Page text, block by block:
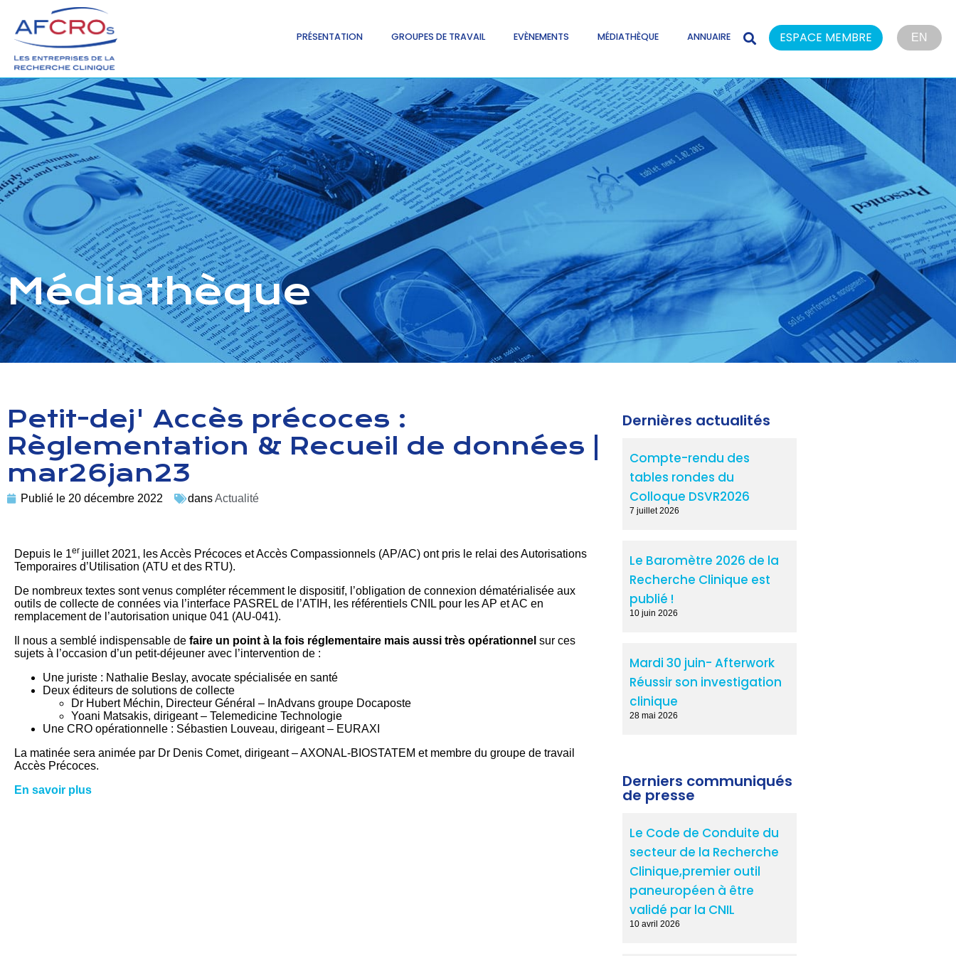
PRÉSENTATION GROUPES DE TRAVAIL EVÈNEMENTS MÉDIATHÈQUE ANNUAIRE ESPACE MEMBRE EN
Médiathèque
Petit-dej' Accès précoces :
Règlementation & Recueil de données |
mar26jan23
Publié le 20 décembre 2022 dansActualité
Depuis le 1er juillet 2021, les Accès Précoces et Accès Compassionnels (AP/AC) ont pris le relai des Autorisations
Temporaires d’Utilisation (ATU et des RTU).
De nombreux textes sont venus compléter récemment le dispositif, l’obligation de connexion dématérialisée aux
outils de collecte de connées via l’interface PASREL de l’ATIH, les référentiels CNIL pour les AP et AC en
remplacement de l’autorisation unique 041 (AU-041).
Il nous a semblé indispensable de faire un point à la fois réglementaire mais aussi très opérationnel sur ces
sujets à l’occasion d’un petit-déjeuner avec l’intervention de :
Une juriste : Nathalie Beslay, avocate spécialisée en santé
Deux éditeurs de solutions de collecte
Dr Hubert Méchin, Directeur Général – InAdvans groupe Docaposte
Yoani Matsakis, dirigeant – Telemedicine Technologie
Une CRO opérationnelle : Sébastien Louveau, dirigeant – EURAXI
La matinée sera animée par Dr Denis Comet, dirigeant – AXONAL-BIOSTATEM et membre du groupe de travail
Accès Précoces.
En savoir plus
Dernières actualités
Compte-rendu des
tables rondes du
Colloque DSVR2026
7 juillet 2026
Le Baromètre 2026 de la
Recherche Clinique est
publié !
10 juin 2026
Mardi 30 juin- Afterwork
Réussir son investigation
clinique
28 mai 2026
Derniers communiqués
de presse
Le Code de Conduite du
secteur de la Recherche
Clinique,premier outil
paneuropéen à être
validé par la CNIL
10 avril 2026